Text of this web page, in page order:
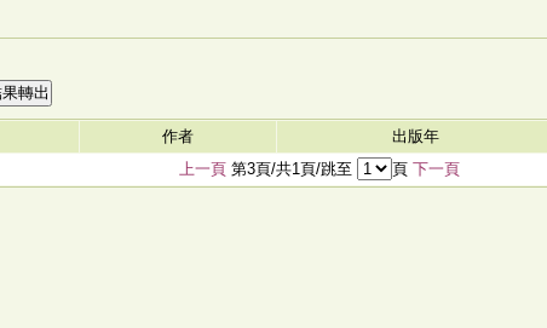
作者 出版年
上一頁第3頁/共1頁/跳至 頁 下一頁